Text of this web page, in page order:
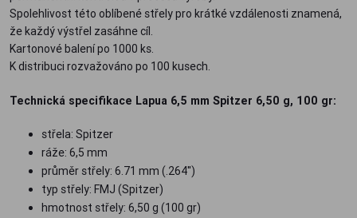
Spolehlivost této oblíbené střely pro krátké vzdálenosti znamená,
že každý výstřel zasáhne cíl.
Kartonové balení po 1000 ks.
K distribuci rozvažováno po 100 kusech.
Technická specifikace Lapua 6,5 mm Spitzer 6,50 g, 100 gr:
střela: Spitzer
ráže: 6,5 mm
průměr střely: 6.71 mm (.264'')
typ střely: FMJ (Spitzer)
hmotnost střely: 6,50 g (100 gr)